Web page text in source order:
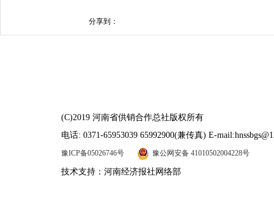
分享到：
(C)2019 河南省供销合作总社版权所有
电话: 0371-65953039 65992900(兼传真) E-
豫ICP备05026746号 豫公网安备 41010502004228号
技术支持：河南经济报社网络部